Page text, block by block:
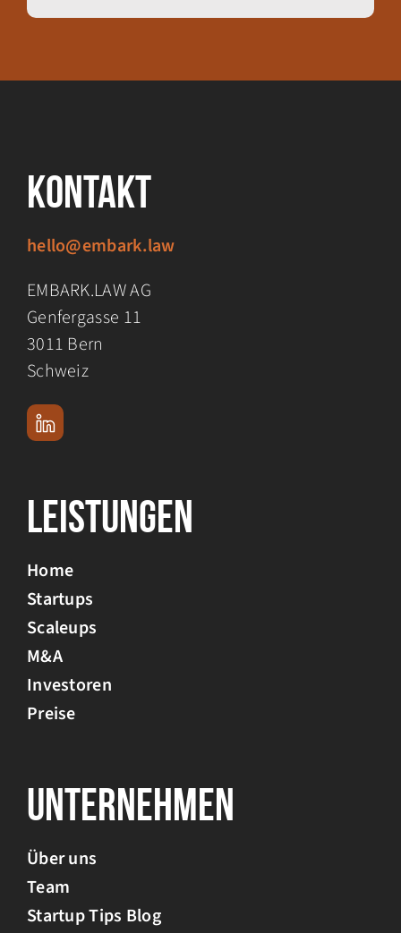
Kontakt
hello@embark.law
EMBARK.LAW AG
Genfergasse 11
3011 Bern
Schweiz
Leistungen
Home
Startups
Scaleups
M&A
Investoren
Preise
Unternehmen
Über uns
Team
Startup Tips Blog